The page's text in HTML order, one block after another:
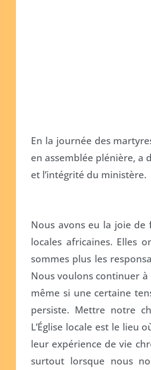
En la journée des
en assemblée plénière, a
et l’intégrité du ministère.
Nous avons eu la joie de
locales africaines. Elles
sommes plus les
Nous voulons continuer à
même si une certaine
persiste. Mettre notre
L’Église locale est le lieu
leur expérience de vie
surtout lorsque nous